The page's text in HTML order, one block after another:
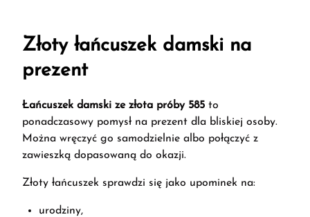
Złoty łańcuszek damski na
prezent
Łańcuszek damski ze złota próby 585 to
ponadczasowy pomysł na prezent dla bliskiej osoby.
Można wręczyć go samodzielnie albo połączyć z
zawieszką dopasowaną do okazji.
Złoty łańcuszek sprawdzi się jako upominek na:
urodziny,